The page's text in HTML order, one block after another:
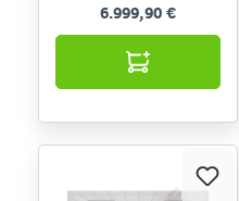
6.999,90 €